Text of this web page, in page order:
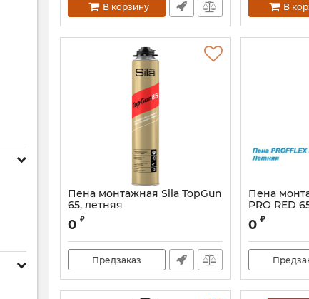
В корзину В
Пена монтажная Sila TopGun
65, летняя
0 ₽
Предзаказ
Пена
PRO RED
Артикул:
0 ₽